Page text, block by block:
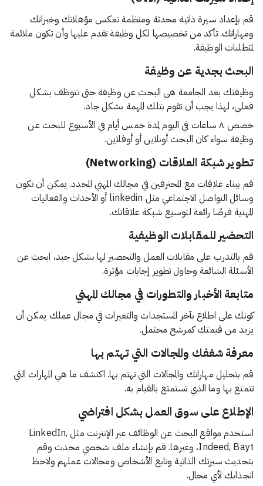
قم بإعداد سيرة ذاتية محدثة ومنظمة تعكس مؤهلاتك وخبراتك
ومهاراتك. تأكد من تخصيصها لكل وظيفة تقدم عليها وأن تكون ملائمة
لمتطلبات الوظيفة.
البحث بجدية عن وظيفة
وظيفتك بعد الجامعة هي البحث عن وظيفة حتى تتوظف بشكل
فعلي، لهذا يجب أن تقوم بتلك المهمة بشكل جاد.
خصص ٨ ساعات في اليوم لمدة خمس أيام في الأسبوع للبحث عن
وظيفة سواء كان البحث أونلاين أو أوفلاين.
تطوير شبكة العلاقات (Networking)
قم ببناء علاقات مع المحترفين في مجالك المهني المحدد. يمكن أن تكون
وسائل التواصل الاجتماعي مثل linkedin أو الأحداث والفعاليات
المهنية فرصًا رائعة لتوسيع شبكة علاقاتك.
التحضير للمقابلات الوظيفية
قم بالتدرب على مقابلات العمل والتحضير لها بشكل جيد، ابحث عن
الأسئلة الشائعة وحاول تطوير إجابات مؤثرة.
متابعة الأخبار والتطورات في مجالك المهني
كونك على اطلاع بآخر المستجدات والتغيرات في مجال عملك يمكن أن
يزيد من قيمتك كمرشح محتمل.
معرفة شغفك والمجالات التي تهتم بها
قم بتحليل مهاراتك والمجالات التي تهتم بها. اكتشف ما هي المهارات التي
تتمتع بها وما الذي تستمتع بالقيام به.
الإطلاع على سوق العمل بشكل افتراضي
استخدم مواقع البحث عن الوظائف عبر الإنترنت مثل LinkedIn,
Indeed, Bayt، وغيرها. قم بإنشاء ملف شخصي محدث وقم
بتحديث سيرتك الذاتية وتابع الأشخاص ومجالات عملهم ولاحظ
انجذابك لأي مجال.